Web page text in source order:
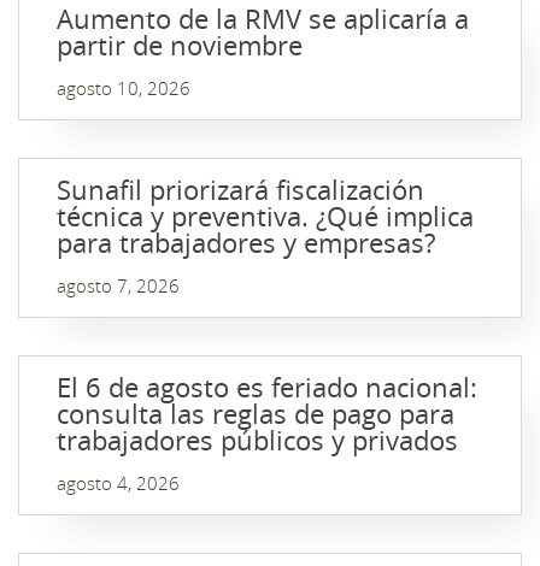
Aumento de la RMV se aplicaría a
partir de noviembre
agosto 10, 2026
Sunafil priorizará fiscalización
técnica y preventiva. ¿Qué implica
para trabajadores y empresas?
agosto 7, 2026
El 6 de agosto es feriado nacional:
consulta las reglas de pago para
trabajadores públicos y privados
agosto 4, 2026